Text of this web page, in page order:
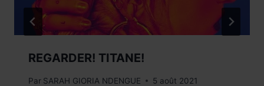
REGARDER! TITANE!
Par SARAH GIORIA NDENGUE 5 août 2021